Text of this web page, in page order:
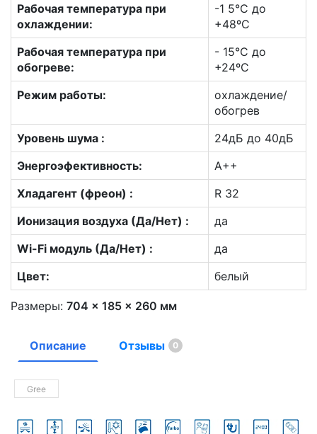
Рабочая температура при
охлаждении:
-1 5°С до
+48ºС
Рабочая температура при
обогреве:
- 15°С до
+24ºС
Режим работы:
охлаждение/
обогрев
Уровень шума :
24дБ до 40дБ
Энергоэфективность:
А++
Хладагент (фреон) :
R 32
Ионизация воздуха (Да/Нет) :
да
Wi-Fi модуль (Да/Нет) :
да
Цвет:
белый
Размеры: 704 × 185 × 260 мм
Описание Отзывы 0
Gree